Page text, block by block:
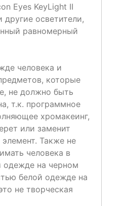
Eyes KeyLight II
другие осветители,
равномерный
человека и
которые
не должно быть
т.к. программное
хромакеинг,
или заменит
Также не
человека в
одежде на черном
белой одежде на
не творческая